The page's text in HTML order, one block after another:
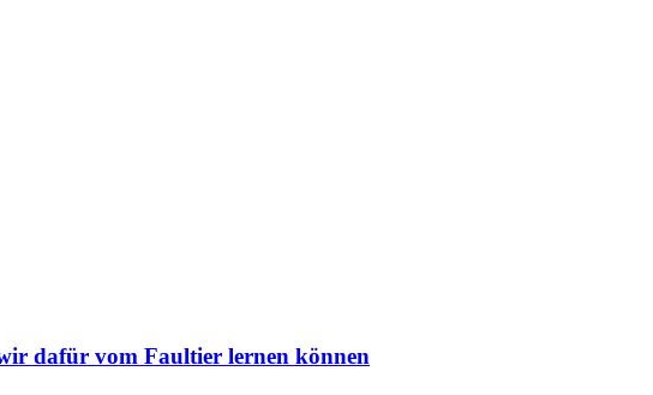
dafür vom Faultier lernen können